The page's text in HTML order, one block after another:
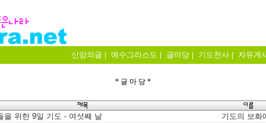
신앙의글 예수그리스도 글마당 기도천사 자유게
* 글 마 당 *
을 위한 9일 기도 - 여섯째 날
기도의 보화